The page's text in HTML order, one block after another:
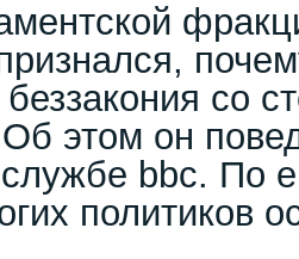
беззакония со
этом он
bbc. По
политиков